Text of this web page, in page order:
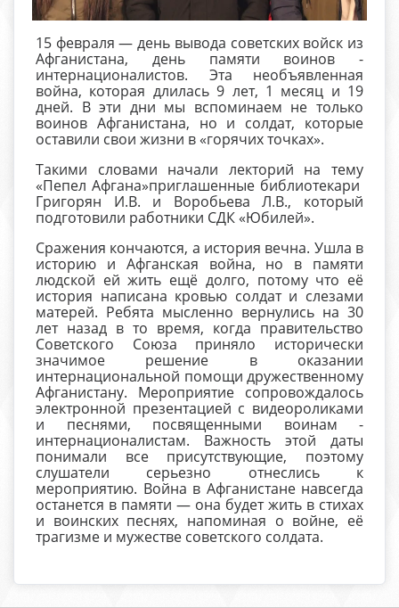
15 февраля — день вывода советских войск из
Афганистана, день памяти воинов -
интернационалистов. Эта необъявленная
война, которая длилась 9 лет, 1 месяц и 19
дней. В эти дни мы вспоминаем не только
воинов Афганистана, но и солдат, которые
оставили свои жизни в «горячих точках».
Такими словами начали лекторий на тему
«Пепел Афгана»приглашенные библиотекари
Григорян И.В. и Воробьева Л.В., который
подготовили работники СДК «Юбилей».
Сражения кончаются, а история вечна. Ушла в
историю и Афганская война, но в памяти
людской ей жить ещё долго, потому что её
история написана кровью солдат и слезами
матерей. Ребята мысленно вернулись на 30
лет назад в то время, когда правительство
Советского Союза приняло исторически
значимое решение в оказании
интернациональной помощи дружественному
Афганистану. Мероприятие сопровождалось
электронной презентацией с видеороликами
и песнями, посвященными воинам -
интернационалистам. Важность этой даты
понимали все присутствующие, поэтому
слушатели серьезно отнеслись к
мероприятию. Война в Афганистане навсегда
останется в памяти — она будет жить в стихах
и воинских песнях, напоминая о войне, её
трагизме и мужестве советского солдата.